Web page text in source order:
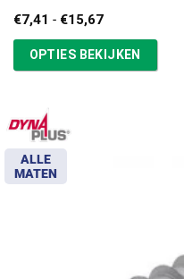
€7,41 - €15,67Prijsklasse:
tot
€15,67
OPTIES BEKIJKEN
ALLE
MATEN